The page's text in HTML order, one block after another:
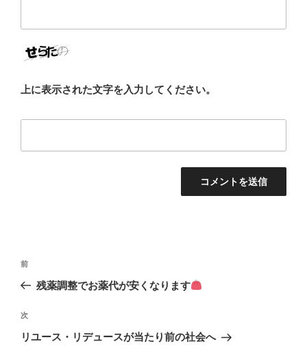
上に表示された文字を入力してください。
投
ビ
ゲ
前
の
稿
前
残薬調整でお薬代が安くなります
次
の
次
リユース・リデュースが当たり前の社会へ